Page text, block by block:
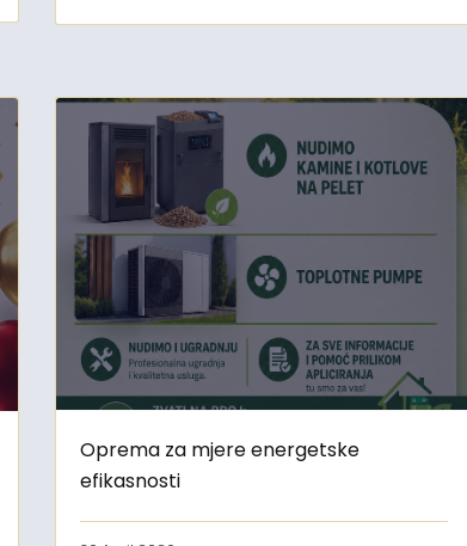
Oprema za mjere energetske
efikasnosti